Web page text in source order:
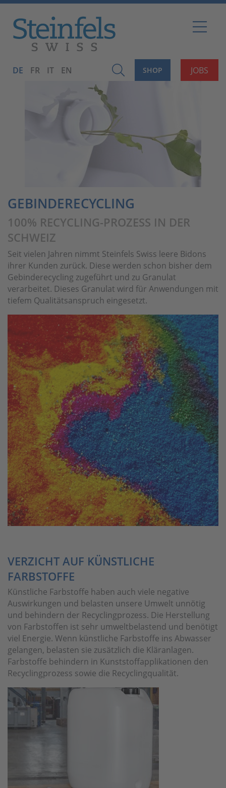
JOBS
SHOP
DE FR IT EN
GEBINDERECYCLING
100% RECYCLING-PROZESS IN DER
SCHWEIZ
Seit vielen Jahren nimmt Steinfels Swiss leere Bidons
ihrer Kunden zurück. Diese werden schon bisher dem
Gebinderecycling zugeführt und zu Granulat
verarbeitet. Dieses Granulat wird für Anwendungen mit
tiefem Qualitätsanspruch eingesetzt.
VERZICHT AUF KÜNSTLICHE
FARBSTOFFE
Künstliche Farbstoffe haben auch viele negative
Auswirkungen und belasten unsere Umwelt unnötig
und behindern der Recyclingprozess. Die Herstellung
von Farbstoffen ist sehr umweltbelastend und benötigt
viel Energie. Wenn künstliche Farbstoffe ins Abwasser
gelangen, belasten sie zusätzlich die Kläranlagen.
Farbstoffe behindern in Kunststoffapplikationen den
Recyclingprozess sowie die Recyclingqualität.